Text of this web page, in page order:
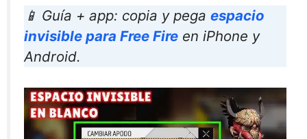
📱 Guía + app: copia y pega espacio
invisible para Free Fire en iPhone y
Android.